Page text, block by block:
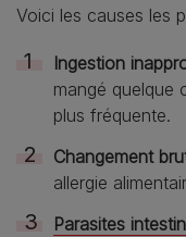
Voici les causes les
Ingestion
mangé quelque
plus fréquente.
Changement
allergie
Parasites